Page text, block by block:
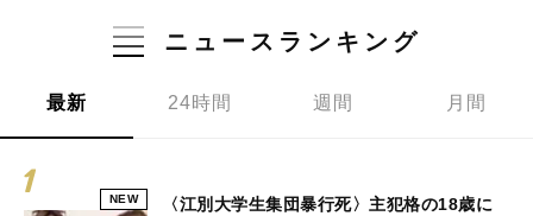
ニュースランキング
最新 24時間 週間 月間
NEW
〈江別大学生集団暴行死〉主犯格の18歳に